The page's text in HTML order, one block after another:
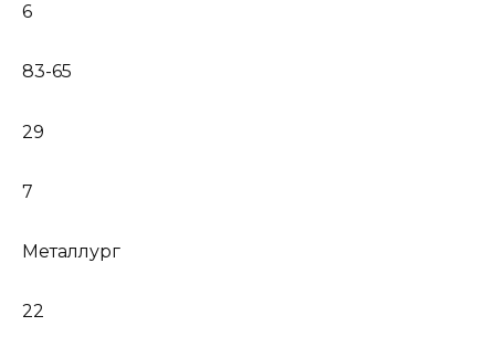
6
83-65
29
7
Металлург
22